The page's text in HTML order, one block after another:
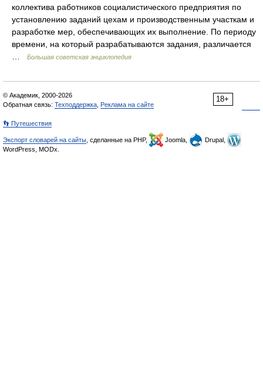
коллектива работников социалистического предприятия по
установлению заданий цехам и производственным участкам и
разработке мер, обеспечивающих их выполнение. По периоду
времени, на который разрабатываются задания, различается
Большая советская энциклопедия
18+
© Академик, 2000-2026
Обратная связь: Техподдержка Реклама на сайте
👣 Путешествия
Экспорт словарей на сайты , сделанные на PHP, Joomla,
Drupal,
WordPress, MODx.